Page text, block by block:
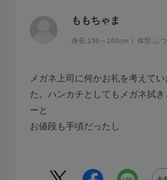
ももちゃま
身長:156～160cm 体型:ふつ
メガネ上司に何かお礼を考えて
た。ハンカチとしてもメガネ拭
ーと
お値段も手頃だったし